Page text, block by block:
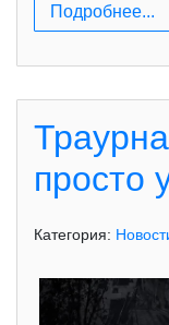
Подробнее...
просто
Категория: